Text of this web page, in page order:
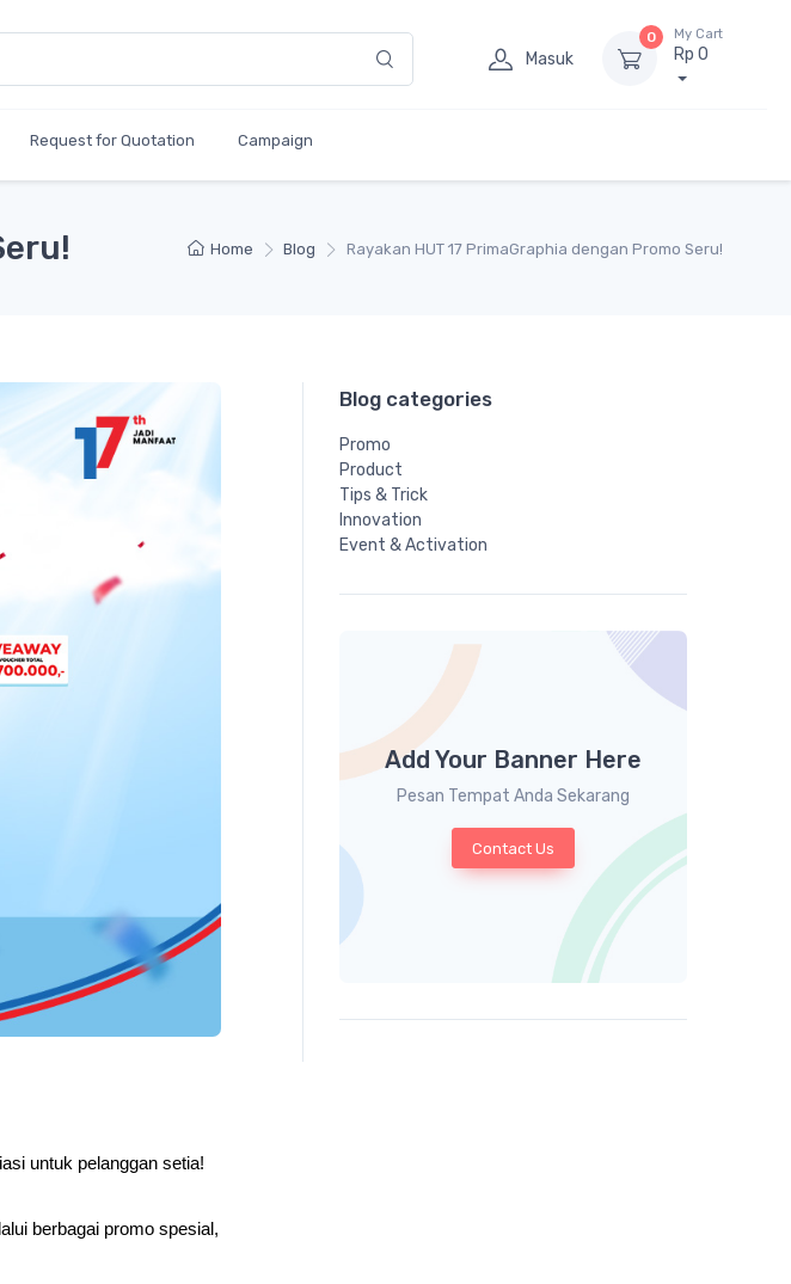
Masuk
0 My Cart
Rp 0
Request for Quotation Campaign
Home Blog Rayakan HUT 17 PrimaGraphia dengan Promo Seru!
untuk pelanggan setia!
berbagai promo spesial,
Blog categories
Promo
Product
Tips & Trick
Innovation
Event & Activation
Add Your Banner Here
Pesan Tempat Anda Sekarang
Contact Us